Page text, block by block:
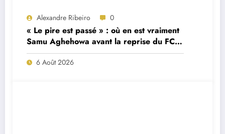
Alexandre Ribeiro 0
« Le pire est passé » : où en est vraiment
Samu Aghehowa avant la reprise du FC
Porto ?
6 Août 2026